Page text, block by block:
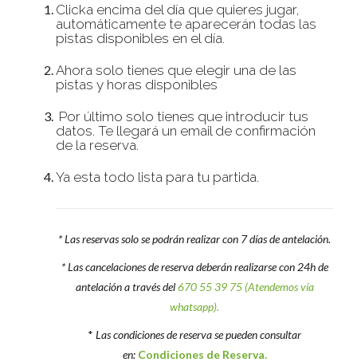
Clicka encima del día que quieres jugar,
automáticamente te aparecerán todas las
pistas disponibles en el día.
Ahora solo tienes que elegir una de las
pistas y horas disponibles
Por último solo tienes que introducir tus
datos. Te llegará un email de confirmación
de la reserva.
Ya esta todo lista para tu partida.
* Las reservas solo se podrán realizar con 7 días de antelación.
* Las cancelaciones de reserva deberán realizarse con 24h de
antelación a través del670 55 39 75 (Atendemos vía
whatsapp).
* Las condiciones de reserva se pueden consultar
en: Condiciones de Reserva.